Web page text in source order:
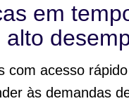
em
alto
com acesso
às demandas